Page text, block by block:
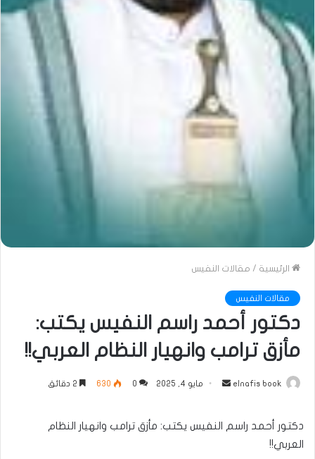
الرئيسية / مقالات النفيس
مقالات النفيس
دكتور أحمد راسم النفيس يكتب:
مأزق ترامب وانهيار النظام العربي!!
elnafis book
أرسل
مايو 4, 2025 0
630
دكتور أحمد راسم النفيس يكتب: مأزق ترامب وانهيار النظام
العربي!!